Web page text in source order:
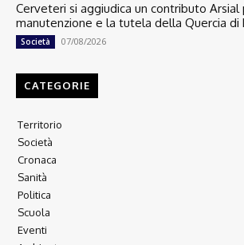
Cerveteri si aggiudica un contributo Arsial
manutenzione e la tutela della Quercia di
Società 07/08/2026
CATEGORIE
Territorio
Società
Cronaca
Sanità
Politica
Scuola
Eventi